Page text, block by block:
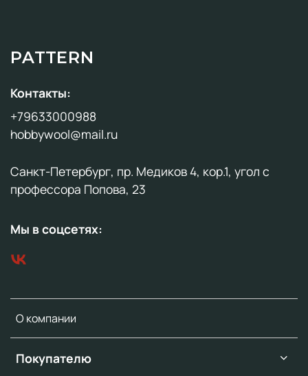
PATTERN
О компании
Покупателю
Контакты:
+79633000988
hobbywool@mail.ru
Санкт-Петербург, пр. Медиков 4, кор.1, угол с
профессора Попова, 23
Мы в соцсетях: